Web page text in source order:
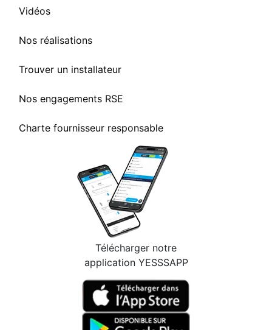
Vidéos
Nos réalisations
Trouver un installateur
Nos engagements RSE
Charte fournisseur responsable
Télécharger notre
application YESSSAPP